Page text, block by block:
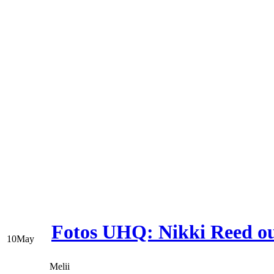
10May Fotos UHQ: Nikki Reed
Melii